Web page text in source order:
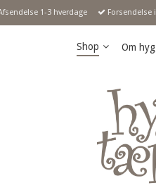
1-3 hverdage Forsendelse
Shop Om